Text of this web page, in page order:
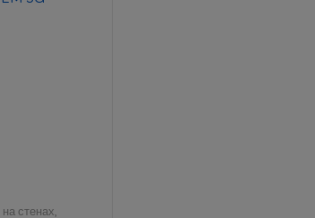
стенах,